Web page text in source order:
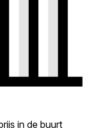
in de buurt